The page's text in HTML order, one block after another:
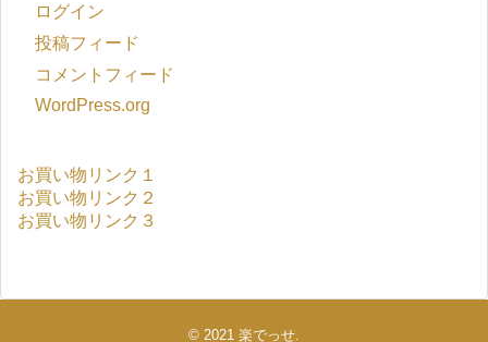
ログイン
投稿フィード
コメントフィード
WordPress.org
お買い物リンク１
お買い物リンク２
お買い物リンク３
© 2021 楽でっせ